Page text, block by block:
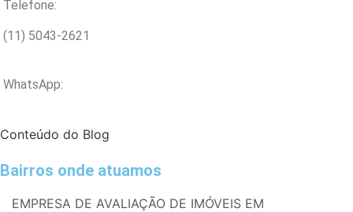
Telefone:
(11) 5043-2621
WhatsApp:
Conteúdo do Blog
Bairros onde atuamos
EMPRESA DE AVALIAÇÃO DE IMÓVEIS EM